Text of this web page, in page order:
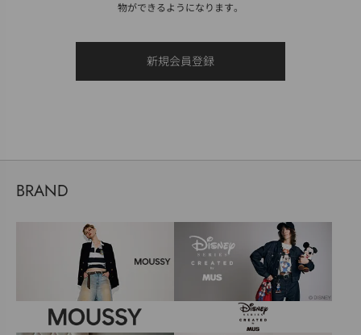
物ができるようになります。
BRAND